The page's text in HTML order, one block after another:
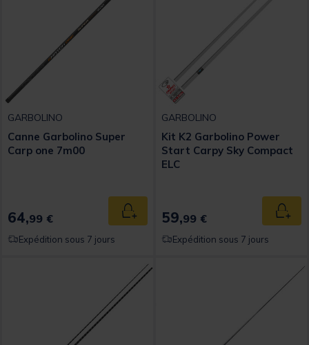
GARBOLINO
Canne Garbolino Super
Carp one 7m00
64,99 € Ajouter au panier
Expédition sous 7 jours
GARBOLINO
Kit K2 Garbolino Power
Start Carpy Sky Compact
ELC
59,99 €
Expédition sous 7 jours